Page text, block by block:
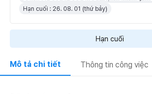
Hạn cuối : 26. 08. 01 (thứ bảy)
Hạn cuối
Mô tả chi tiết Thông tin công việc